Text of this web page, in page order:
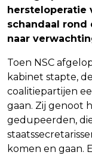
hersteloperatie
schandaal
naar
Toen NSC
kabinet stapte,
coalitiepartijen
gaan. Zij genoot
gedupeerden,
komen en gaan.